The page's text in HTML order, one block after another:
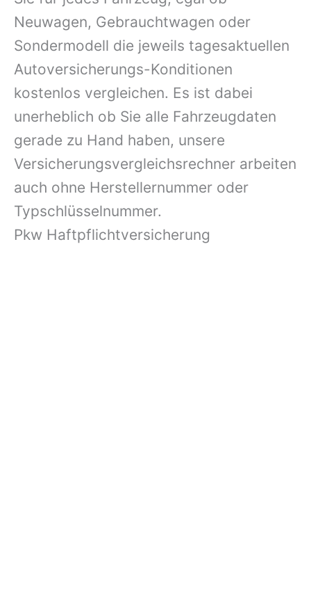
Neuwagen, Gebrauchtwagen oder
Sondermodell die jeweils tagesaktuellen
Autoversicherungs-Konditionen
kostenlos vergleichen. Es ist dabei
unerheblich ob Sie alle Fahrzeugdaten
gerade zu Hand haben, unsere
Versicherungsvergleichsrechner arbeiten
auch ohne Herstellernummer oder
Typschlüsselnummer.
Pkw Haftpflichtversicherung